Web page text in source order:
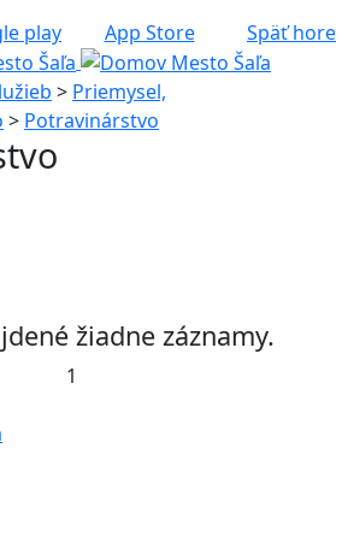
play App Store Späť hore
> Priemysel,
> Potravinárstvo
žiadne záznamy.
1